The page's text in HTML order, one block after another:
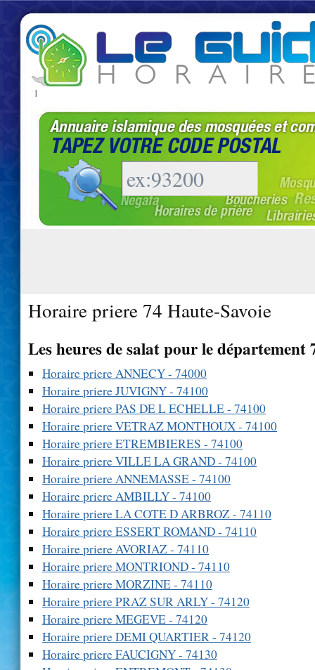
|
Horaire priere 74 Haute-Savoie
Les heures de salat pour le département
Horaire priere ANNECY - 74000
Horaire priere JUVIGNY - 74100
Horaire priere PAS DE L ECHELLE - 74100
Horaire priere VETRAZ MONTHOUX - 74100
Horaire priere ETREMBIERES - 74100
Horaire priere VILLE LA GRAND - 74100
Horaire priere ANNEMASSE - 74100
Horaire priere AMBILLY - 74100
Horaire priere LA COTE D ARBROZ - 74110
Horaire priere ESSERT ROMAND - 74110
Horaire priere AVORIAZ - 74110
Horaire priere MONTRIOND - 74110
Horaire priere MORZINE - 74110
Horaire priere PRAZ SUR ARLY - 74120
Horaire priere MEGEVE - 74120
Horaire priere DEMI QUARTIER - 74120
Horaire priere FAUCIGNY - 74130